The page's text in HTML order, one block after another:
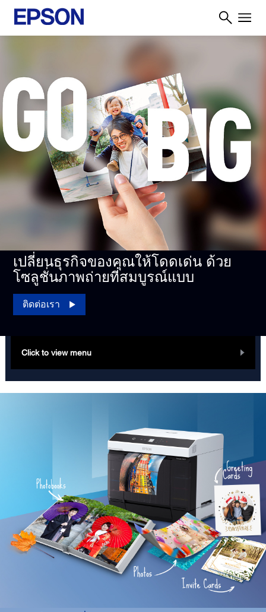
เปลี่ยนธุรกิจของคุณให้โดดเด่น ด้วย
โซลูชั่นภาพถ่ายที่สมบูรณ์แบบ
ติดต่อเรา
Click to view menu